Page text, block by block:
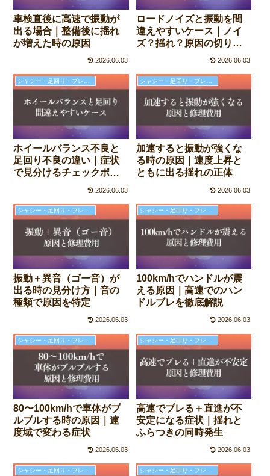
車検直後に高速で振動が
出る場合｜整備後に揺れ
が増えた時の原因
2026.06.03
ロードノイズと振動を間
違えやすいケース｜ノイ
ズ？揺れ？原因の切り分
2026.06.03
ホイールバランス不良と
足回り不良の違い｜症状
で見分けるチェックポイ
2026.06.03
加速すると振動が強くな
る時の原因｜速度上昇と
ともに出る揺れの正体
2026.06.03
シャシー・足回り・ブレーキの故障と修理費用
振動＋異音（ゴー音）が
出る時の見分け方｜音の
種類で原因を特定
2026.06.03
シャシー・足回り・ブレーキの故障と修理費用
100km/hでハンドルが震
える原因｜高速でのハン
ドルブレを徹底解説
2026.06.03
80〜100km/hで車体がブ
ルブルする時の原因｜速
度域で変わる症状
2026.06.03
高速でブレる＋直進が不
安定になる症状｜揺れと
ふらつきの同時発生
2026.06.03